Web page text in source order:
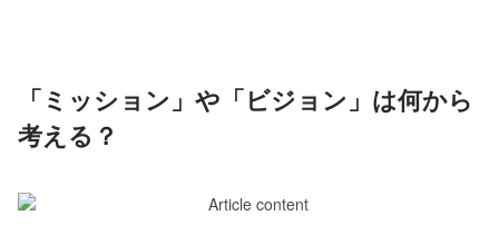
「ミッション」や「ビジョン」は何から
考える？